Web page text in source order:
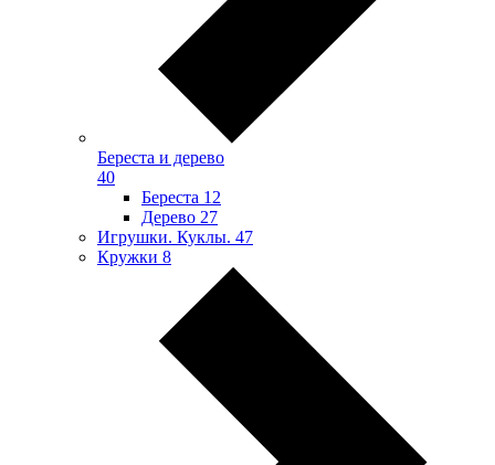
Береста и дерево
40
Береста 12
Дерево 27
Игрушки. Куклы. 47
Кружки 8